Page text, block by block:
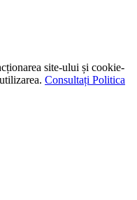
site-ului și cookie-
Consultați Politica